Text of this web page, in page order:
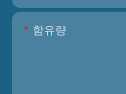
함유량